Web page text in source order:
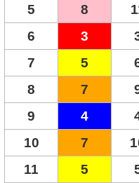
5
8
6
3
7
5
8
7
9
4
10
7
11
5